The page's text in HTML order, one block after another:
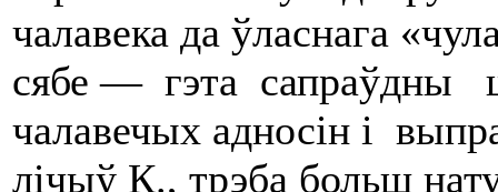
чалавека да ўласнага
сябе — гэта сапраўдны
чалавечых адносін i
лічыў К., трэба больш